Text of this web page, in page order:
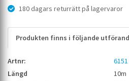
180 dagars returrätt på lagervaror
Produkten finns i följande
6151
10m